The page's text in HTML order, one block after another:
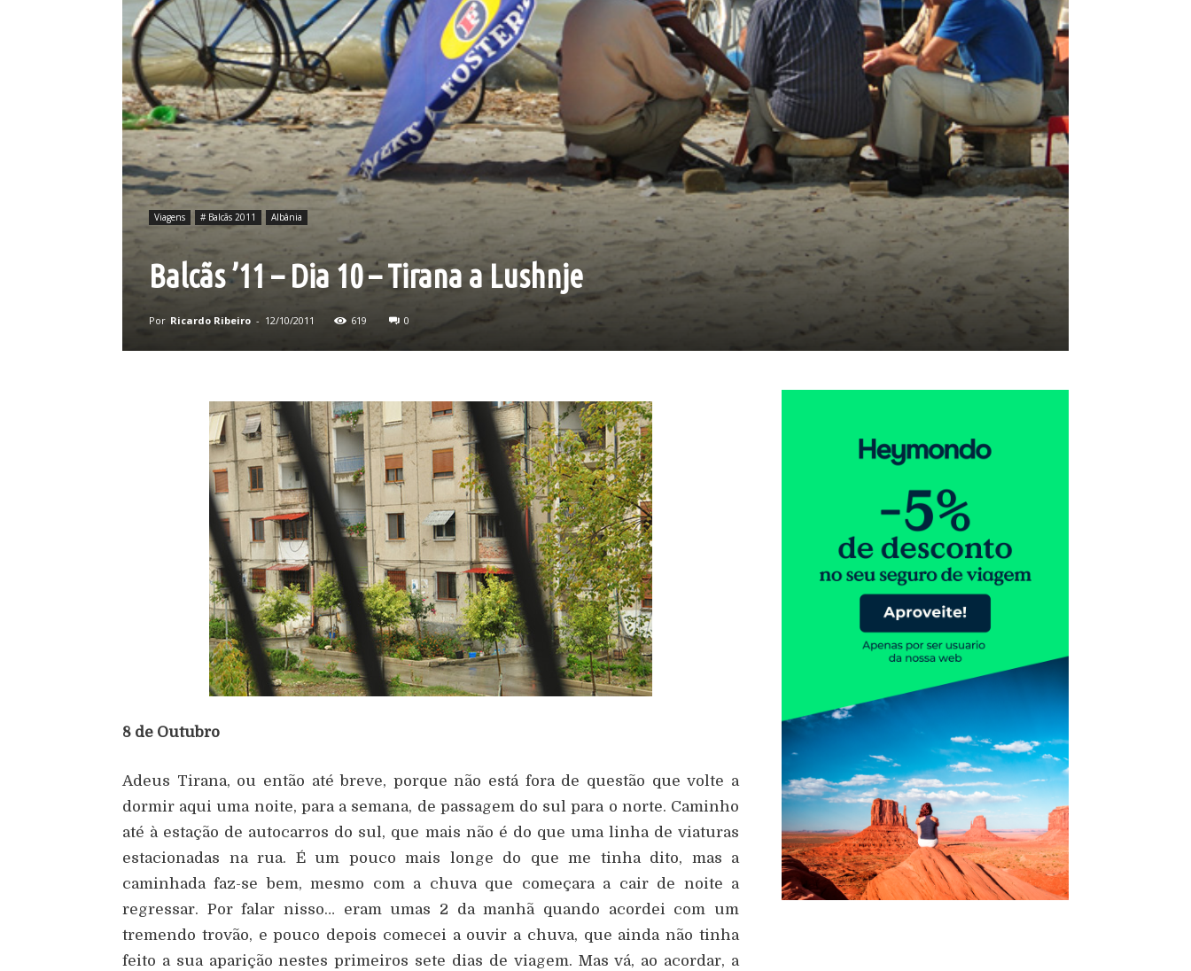
Viagens # Balcãs 2011 Albânia
Balcãs ’11 – Dia 10 – Tirana a Lushnje
Por Ricardo Ribeiro - 12/10/2011 619 0
8 de Outubro
Adeus Tirana, ou então até breve, porque não está fora de questão que volte a
dormir aqui uma noite, para a semana, de passagem do sul para o norte. Caminho
até à estação de autocarros do sul, que mais não é do que uma linha de viaturas
estacionadas na rua. É um pouco mais longe do que me tinha dito, mas a
caminhada faz-se bem, mesmo com a chuva que começara a cair de noite a
regressar. Por falar nisso… eram umas 2 da manhã quando acordei com um
tremendo trovão, e pouco depois comecei a ouvir a chuva, que ainda não tinha
feito a sua aparição nestes primeiros sete dias de viagem. Mas vá, ao acordar, a